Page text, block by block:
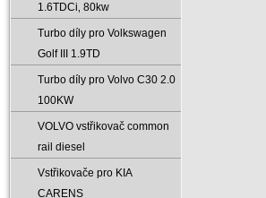
1.6TDCi‚ 80kw
Turbo díly pro Volkswagen
Golf III 1.9TD
Turbo díly pro Volvo C30 2.0
100KW
VOLVO vstřikovač common
rail diesel
Vstřikovače pro KIA
CARENS